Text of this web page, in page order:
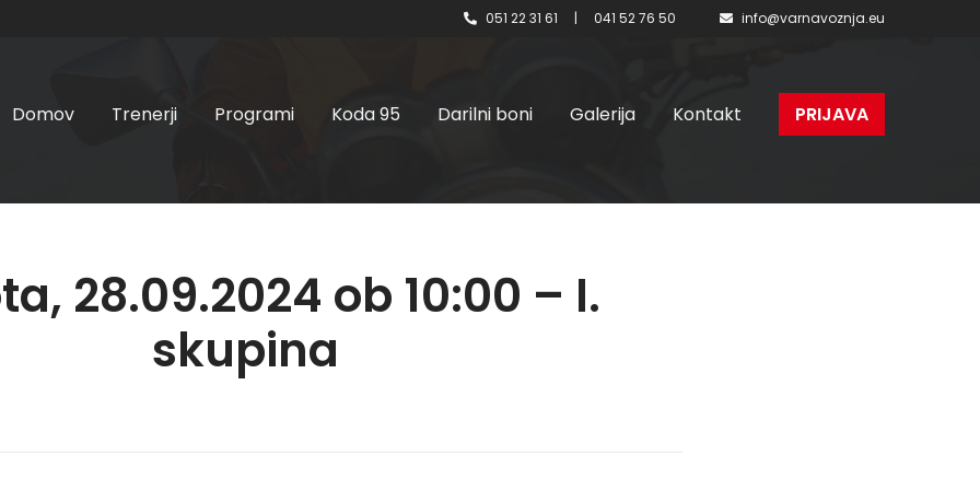
051 22 31 61 | 041 52 76 50 info@varnavoznja.eu
Domov Trenerji Programi Koda 95 Darilni boni Galerija Kontakt PRIJAVA
28.09.2024 ob 10:00 – I.
skupina